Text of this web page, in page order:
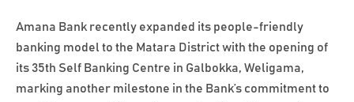
Amana Bank recently expanded its people-friendly
banking model to the Matara District with the opening of
its 35th Self Banking Centre in Galbokka, Weligama,
marking another milestone in the Bank’s commitment to